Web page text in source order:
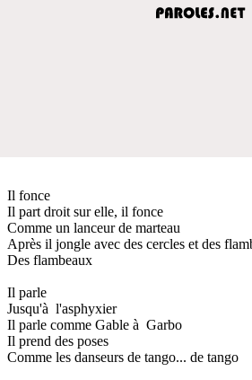
Il fonce
Il part droit sur elle, il fonce
Comme un lanceur de marteau
Après il jongle avec des cercles et des
Des flambeaux
Il parle
Jusqu'à l'asphyxier
Il parle comme Gable à Garbo
Il prend des poses
Comme les danseurs de tango... de tango